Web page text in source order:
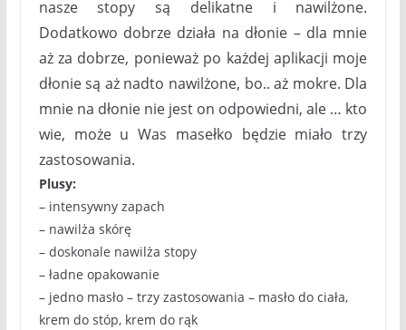
nasze stopy są delikatne i nawilżone.
Dodatkowo dobrze działa na dłonie – dla mnie
aż za dobrze, ponieważ po każdej aplikacji moje
dłonie są aż nadto nawilżone, bo.. aż mokre. Dla
mnie na dłonie nie jest on odpowiedni, ale … kto
wie, może u Was masełko będzie miało trzy
zastosowania.
Plusy:
– intensywny zapach
– nawilża skórę
– doskonale nawilża stopy
– ładne opakowanie
– jedno masło – trzy zastosowania – masło do ciała,
krem do stóp, krem do rąk